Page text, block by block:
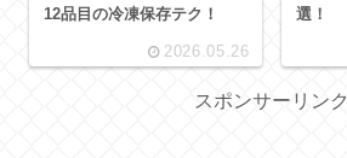
12品目の冷凍保存テク！
2026.05.26
選！
スポンサーリンク